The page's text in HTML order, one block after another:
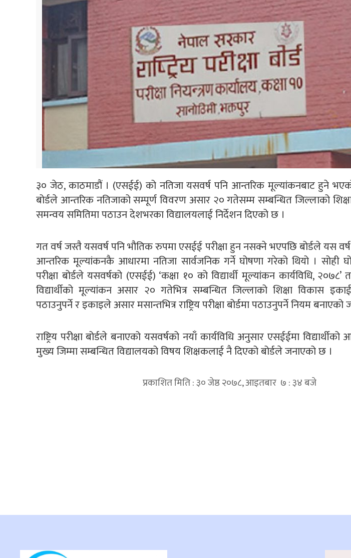
३० जेठ, काठमाडौं । (एसईई) को नतिजा यसवर्ष पनि आन्तरिक मूल्यांकनबाट हुने भएको छ
बोर्डले आन्तरिक नतिजाको सम्पूर्ण विवरण असार २० गतेसम्म सम्बन्धित जिल्लाको
समन्वय समितिमा पठाउन देशभरका विद्यालयलाई निर्देशन दिएको छ ।
गत वर्ष जस्तै यसवर्ष पनि भौतिक रुपमा एसईई परीक्षा हुन नसक्ने भएपछि बोर्डले यस
आन्तरिक मूल्यांकनकै आधारमा नतिजा सार्वजनिक गर्ने घोषणा गरेको थियो । सोही
परीक्षा बोर्डले यसवर्षको (एसईई) ‘कक्षा १० को विद्यार्थी मूल्यांकन कार्यविधि, २०७८’
विद्यार्थीको मूल्यांकन असार २० गतेभित्र सम्बन्धित जिल्लाको शिक्षा विकास
पठाउनुपर्ने र इकाइले असार मसान्तभित्र राष्ट्रिय परीक्षा बोर्डमा पठाउनुपर्ने नियम
राष्ट्रिय परीक्षा बोर्डले बनाएको यसवर्षको नयाँ कार्यविधि अनुसार एसईईमा
मुख्य जिम्मा सम्बन्धित विद्यालयको विषय शिक्षकलाई नै दिएको बोर्डले जनाएको छ ।
प्रकाशित मिति : ३० जेष्ठ २०७८, आइतबार ७ : ३४ बजे